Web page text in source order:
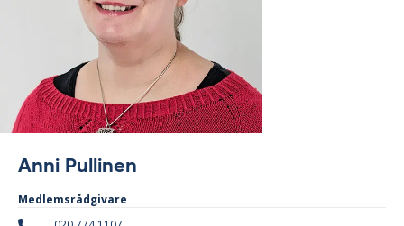
Anni Pullinen
Med­lems­råd­gi­va­re